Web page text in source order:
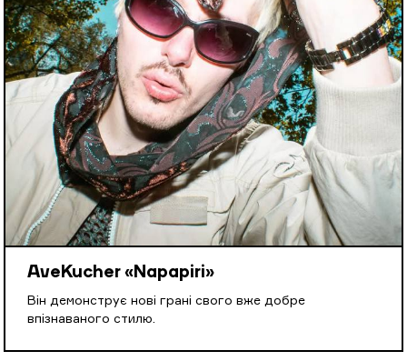
AveKucher «Napapiri»
Він демонструє нові грані свого вже добре
впізнаваного стилю.